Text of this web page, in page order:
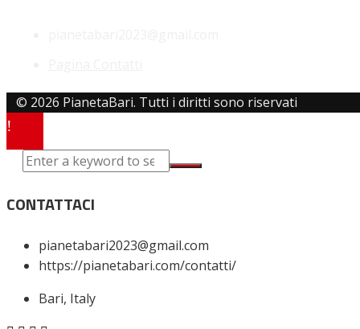
© 2026 PianetaBari. Tutti i diritti sono riservati
CONTATTACI
pianetabari2023@gmail.com
https://pianetabari.com/contatti/
Bari, Italy